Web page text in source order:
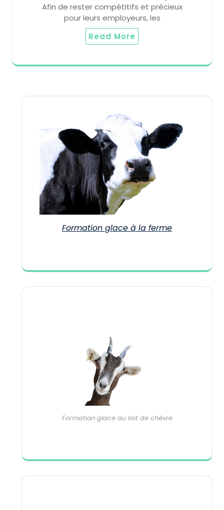
Afin de rester compétitifs et précieux
pour leurs employeurs, les
Read More
Formation glace à la ferme
Formation glace au lait de chèvre